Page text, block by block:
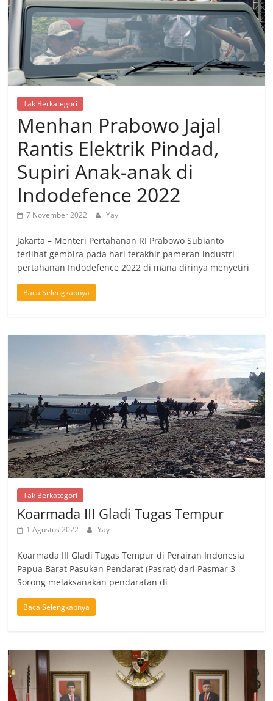
Tak Berkategori
Menhan Prabowo Jajal
Rantis Elektrik Pindad,
Supiri Anak-anak di
Indodefence 2022
7 November 2022 Yay
Jakarta – Menteri Pertahanan RI Prabowo Subianto
terlihat gembira pada hari terakhir pameran industri
pertahanan Indodefence 2022 di mana dirinya menyetiri
Baca Selengkapnya
Tak Berkategori
Koarmada III Gladi Tugas Tempur
1 Agustus 2022 Yay
Koarmada III Gladi Tugas Tempur di Perairan Indonesia
Papua Barat Pasukan Pendarat (Pasrat) dari Pasmar 3
Sorong melaksanakan pendaratan di
Baca Selengkapnya